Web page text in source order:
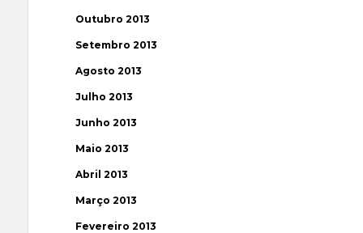
Outubro 2013
Setembro 2013
Agosto 2013
Julho 2013
Junho 2013
Maio 2013
Abril 2013
Março 2013
Fevereiro 2013